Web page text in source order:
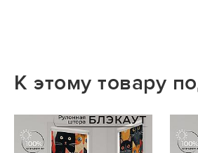
К этому товару